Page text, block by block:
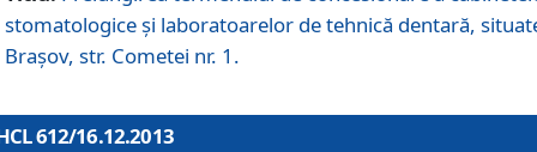
stomatologice şi laboratoarelor de tehnică dentară,
Braşov, str. Cometei nr. 1.
612/16.12.2013